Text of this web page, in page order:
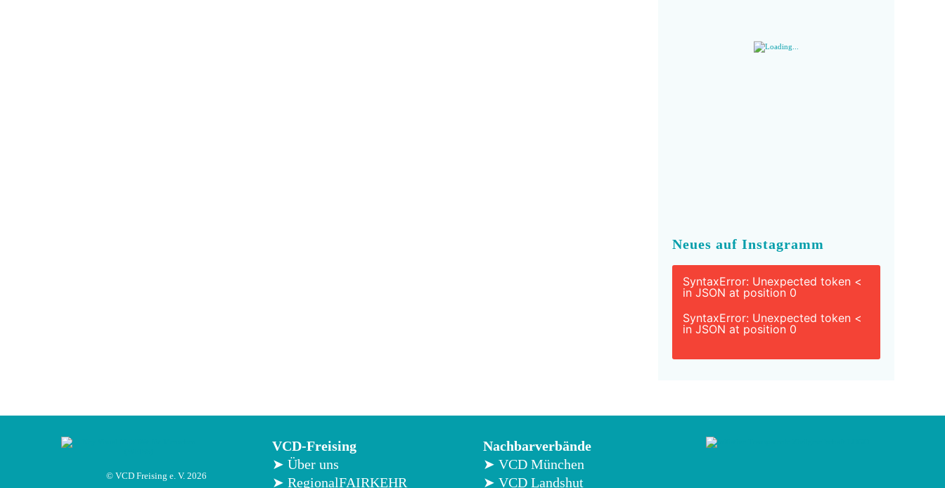
Neues auf Instagramm
SyntaxError: Unexpected token <
in JSON at position 0
SyntaxError: Unexpected token <
in JSON at position 0
© VCD Freising e. V. 2026
VCD-Freising
➤ Über uns
➤ RegionalFAIRKEHR
Nachbarverbände
➤ VCD München
➤ VCD Landshut